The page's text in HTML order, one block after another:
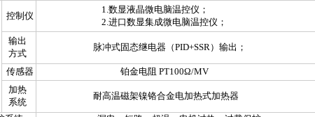
控制仪
1.数显液晶微电脑温控仪；
2.进口数显集成微电脑温控仪；
输出
方式
脉冲式固态继电器（PID+SSR）输出；
传感器
铂金电阻 PT100Ω/MV
加热
系统
耐高温磁架镍铬合金电加热式加热器